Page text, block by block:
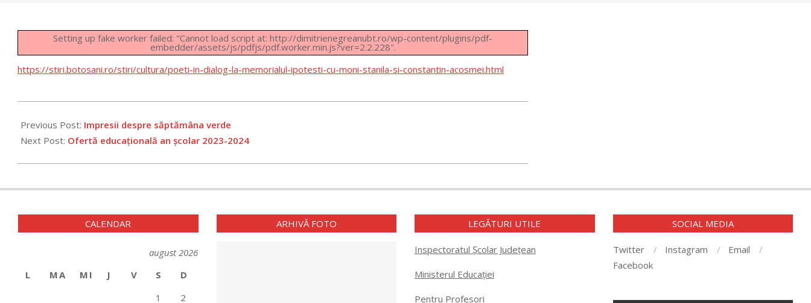
Setting up fake worker failed: "Cannot load script at: http://dimitrienegreanubt.ro/wp-content/plugins/pdf-
embedder/assets/js/pdfjs/pdf.worker.min.js?ver=2.2.228".
https://stiri.botosani.ro/stiri/cultura/poeti-in-dialog-la-memorialul-ipotesti-cu-moni-stanila-si-constantin-acosmei.html
05-
02
Previous Post: Impresii despre săptămâna verde
Next Post: Ofertă educațională an școlar 2023-2024
CALENDAR
august 2026
L
MA MI J V S
D
1
2
ARHIVĂ FOTO LEGĂTURI UTILE
Inspectoratul Școlar Județean
Ministerul Educației
Pentru Profesori
SOCIAL MEDIA
Twitter Instagram
Email
Facebook